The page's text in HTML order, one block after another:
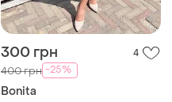
300 грн 4
400 грн -25%
Bonita